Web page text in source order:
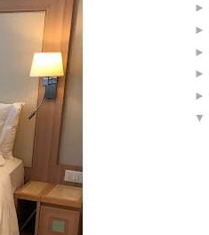
►
►
►
►
►
▼